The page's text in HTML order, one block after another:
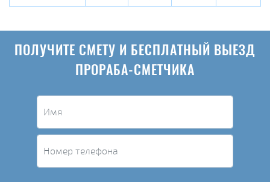
ПОЛУЧИТЕ СМЕТУ И БЕСПЛАТНЫЙ ВЫЕЗД
ПРОРАБА-СМЕТЧИКА